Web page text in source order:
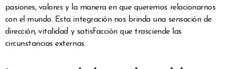
pasiones, valores y la manera en que queremos relacionarnos
con el mundo. Esta integración nos brinda una sensación de
dirección, vitalidad y satisfacción que trasciende las
circunstancias externas.